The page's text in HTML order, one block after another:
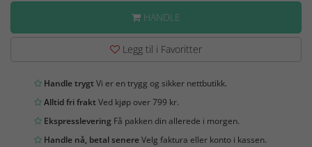
HANDLE
Legg til i Favoritter
Handle trygtVi er en trygg og sikker nettbutikk.
Alltid fri fraktVed kjøp over 799 kr.
Ekspresslevering Få pakken din allerede i morgen.
Handle nå, betal senereVelg faktura eller konto i kassen.